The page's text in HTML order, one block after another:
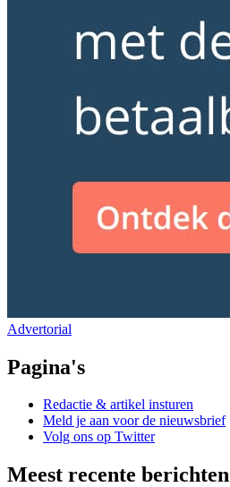
Advertorial
Pagina's
Redactie & artikel insturen
Meld je aan voor de nieuwsbrief
Volg ons op Twitter
Meest recente berichten